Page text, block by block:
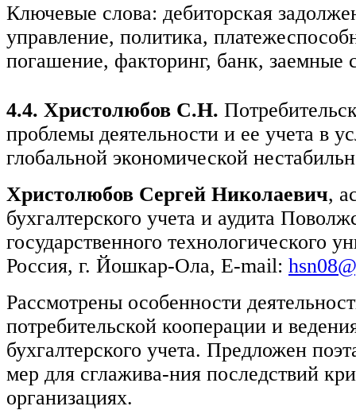
Ключевые слова: дебиторская
управление, политика,
погашение, факторинг, банк, заемные
4.4. Христолюбов С.Н.
проблемы деятельности и ее учета в
глобальной экономической
Христолюбов Сергей Николаевич,
бухгалтерского учета и аудита
государственного технологического
Россия, г. Йошкар-Ола, E-mail:
Рассмотрены особенности
потребительской кооперации и
бухгалтерского учета. Предложен
мер для сглажива-ния последствий
организациях.